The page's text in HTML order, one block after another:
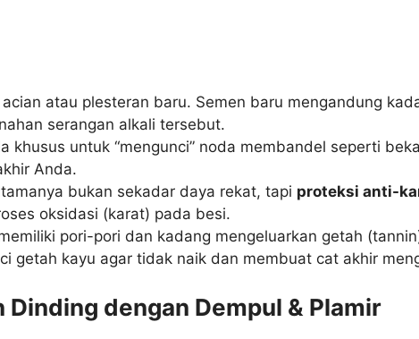
atau plesteran baru. Semen baru mengandung
serangan alkali tersebut.
khusus untuk “mengunci” noda membandel seperti
Anda.
bukan sekadar daya rekat, tapi proteksi anti-
oksidasi (karat) pada besi.
pori-pori dan kadang mengeluarkan getah
getah kayu agar tidak naik dan membuat cat akhir
dengan Dempul & Plamir